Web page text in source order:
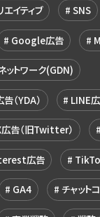
エイティブ SNS
Google広告
ットワーク(GDN)
（YDA） LINE
告（旧Twitter）
広告
GA4 チャット